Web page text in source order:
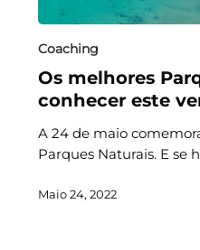
Coaching
Os melhores
conhecer este
A 24 de maio
Parques Naturais. E se
Maio 24, 2022